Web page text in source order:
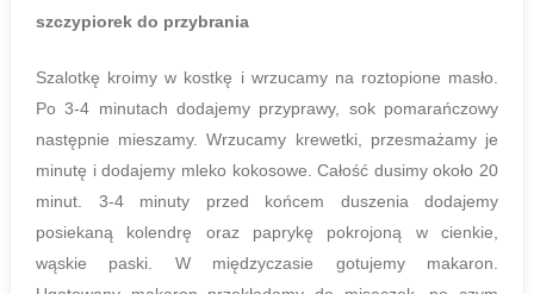
szczypiorek do przybrania
Szalotkę kroimy w kostkę i wrzucamy na roztopione masło.
Po 3-4 minutach dodajemy przyprawy, sok pomarańczowy
następnie mieszamy. Wrzucamy krewetki, przesmażamy je
minutę i dodajemy mleko kokosowe. Całość dusimy około 20
minut. 3-4 minuty przed końcem duszenia dodajemy
posiekaną kolendrę oraz paprykę pokrojoną w cienkie,
wąskie paski. W międzyczasie gotujemy makaron.